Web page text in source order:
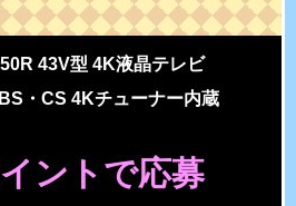
43V型 4K液晶テレビ
・CS 4Kチューナー内蔵
ントで応募